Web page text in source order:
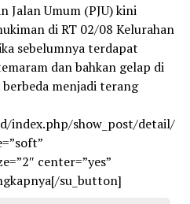
Jalan Umum (PJU) kini
di RT 02/08 Kelurahan
sebelumnya terdapat
dan bahkan gelap di
menjadi terang
index.php/show_post/detail/
center=”yes”
su_button]